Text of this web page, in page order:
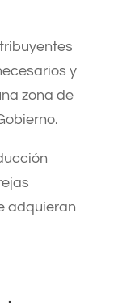
y
zona de
adquieran